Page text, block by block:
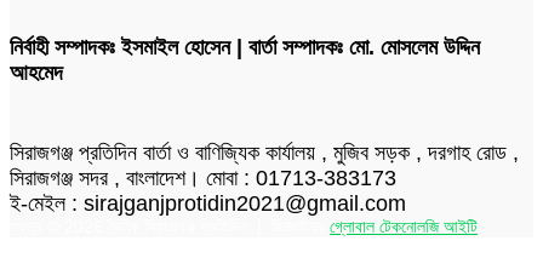
নির্বাহী সম্পাদকঃ ইসমাইল হোসেন | বার্তা সম্পাদকঃ মো. মোসলেম উদ্দিন
আহমেদ
সিরাজগঞ্জ প্রতিদিন বার্তা ও বাণিজ্যিক কার্যালয় , মুজিব সড়ক , দরগাহ রোড ,
সিরাজগঞ্জ সদর , বাংলাদেশ। মোবা : 01713-383173
ই-মেইল : sirajganjprotidin2021@gmail.com
গ্লোবাল টেকনোলজি আইটি